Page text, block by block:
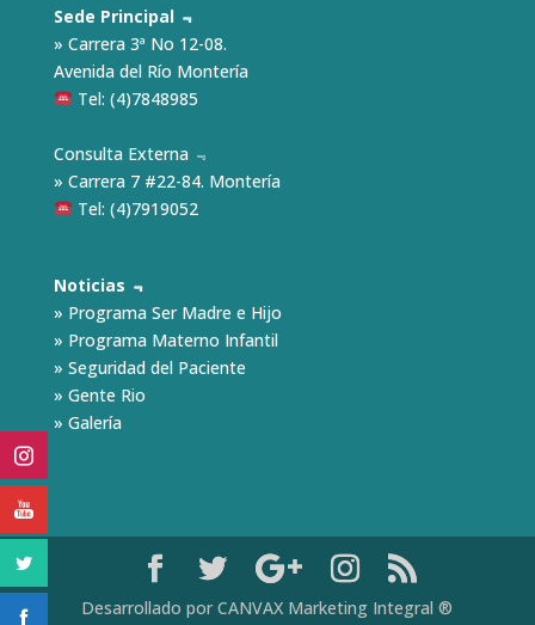
Sede Principal ﹃
» Carrera 3ª No 12-08.
Avenida del Río Montería
Tel: (4)7848985
Consulta Externa ﹃
» Carrera 7 #22-84. Montería
Tel: (4)7919052
Noticias ﹃
» Programa Ser Madre e Hijo
» Programa Materno Infantil
» Seguridad del Paciente
» Gente Rio
» Galería
Desarrollado por CANVAX Marketing Integral ®